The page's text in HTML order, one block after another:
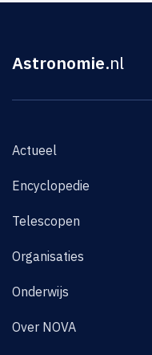
Astronomie.nl
Actueel
Encyclopedie
Telescopen
Organisaties
Onderwijs
Over NOVA